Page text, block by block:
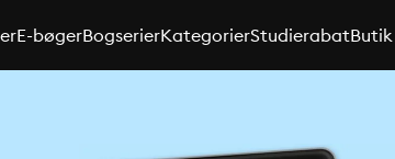
E-bøgerBogserierKategorierStudierabatButik